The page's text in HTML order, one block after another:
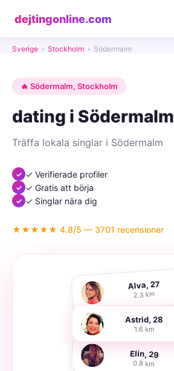
dejtingonline.com
Sverige › Stockholm › Södermalm
🔥 Södermalm, Stockholm
dating i Södermalm
Träffa lokala singlar i Södermalm
✓ Verifierade profiler
✓ Gratis att börja
✓ Singlar nära dig
★★★★★ 4.8/5 — 3701 recensioner
Alva, 27
2.3 km
Astrid, 28
1.6 km
Elin, 29
0.8 km